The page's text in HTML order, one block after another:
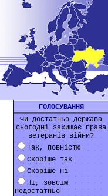
ГОЛОСУВАННЯ
Чи достатньо держава
сьогодні захищає права
ветеранів війни?
Так, повністю
Скоріше так
Скоріше ні
Ні, зовсім
недостатньо